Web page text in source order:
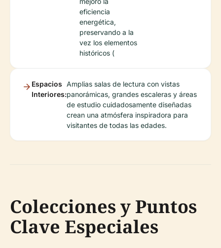
eficiencia
energética,
preservando a la
vez los elementos
históricos (
Espacios
Interiores:
Amplias salas de lectura con vistas
panorámicas, grandes escaleras y áreas
de estudio cuidadosamente diseñadas
crean una atmósfera inspiradora para
visitantes de todas las edades.
Colecciones y Puntos
Clave Especiales